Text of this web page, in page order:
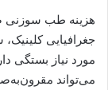
هزینه طب سوزنی
جغرافیایی
مورد نیاز بستگی
می‌تواند